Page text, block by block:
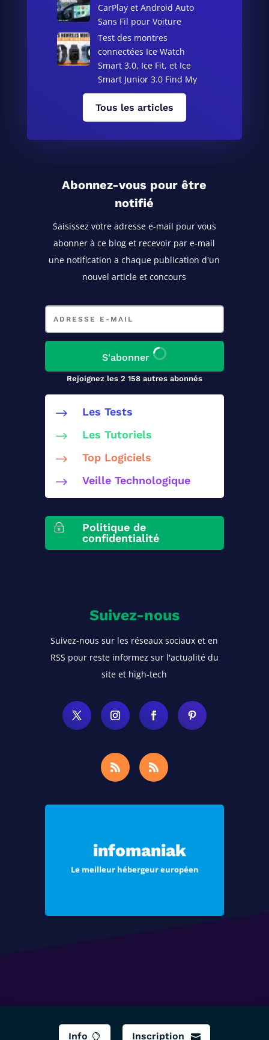
CarPlay et Android Auto
Sans Fil pour Voiture
Test des montres
connectées Ice Watch
Smart 3.0, Ice Fit, et Ice
Smart Junior 3.0 Find My
Tous les articles
Abonnez-vous pour être
notifié
Saisissez votre adresse e-mail pour vous
abonner à ce blog et recevoir par e-mail
une notification a chaque publication d'un
nouvel article et concours
Adresse
mail
S'abonner
Rejoignez les 2 158 autres abonnés
$ Les Tests
$ Les Tutoriels
$ Top Logiciels
$ Veille Technologique
~
Politique de
confidentialité
Suivez-nous
Suivez-nous sur les réseaux sociaux et en
RSS pour reste informez sur l'actualité du
site et high-tech
infomaniak
Le meilleur hébergeur européen
hébergement pour vos sites Web et
vos e-mails
Info  Inscription 